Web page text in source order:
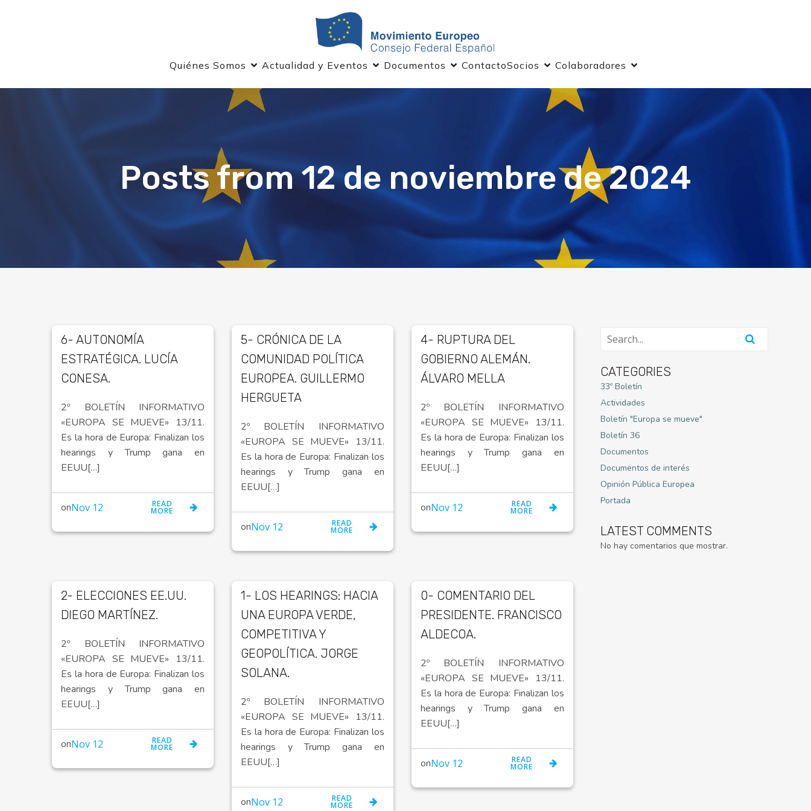
Quiénes Somos Actualidad y Eventos Documentos ContactoSocios Colaboradores
Posts from 12 de noviembre de 2024
6- AUTONOMÍA
ESTRATÉGICA. LUCÍA
CONESA.
2º BOLETÍN INFORMATIVO
«EUROPA SE MUEVE» 13/11.
Es la hora de Europa: Finalizan los
hearings y Trump gana en
EEUU[…]
onNov 12 READ
MORE
5- CRÓNICA DE LA
COMUNIDAD POLÍTICA
EUROPEA. GUILLERMO
HERGUETA
2º BOLETÍN INFORMATIVO
«EUROPA SE MUEVE» 13/11.
Es la hora de Europa: Finalizan los
hearings y Trump gana en
EEUU[…]
onNov 12 READ
MORE
4- RUPTURA DEL
GOBIERNO ALEMÁN.
ÁLVARO MELLA
2º BOLETÍN INFORMATIVO
«EUROPA SE MUEVE» 13/11.
Es la hora de Europa: Finalizan los
hearings y Trump gana en
EEUU[…]
onNov 12 READ
MORE
2- ELECCIONES EE.UU.
DIEGO MARTÍNEZ.
2º BOLETÍN INFORMATIVO
«EUROPA SE MUEVE» 13/11.
Es la hora de Europa: Finalizan los
hearings y Trump gana en
EEUU[…]
onNov 12 READ
MORE
1- LOS HEARINGS: HACIA
UNA EUROPA VERDE,
COMPETITIVA Y
GEOPOLÍTICA. JORGE
SOLANA.
2º BOLETÍN INFORMATIVO
«EUROPA SE MUEVE» 13/11.
Es la hora de Europa: Finalizan los
hearings y Trump gana en
EEUU[…]
onNov 12 READ
MORE
0- COMENTARIO DEL
PRESIDENTE. FRANCISCO
ALDECOA.
2º BOLETÍN INFORMATIVO
«EUROPA SE MUEVE» 13/11.
Es la hora de Europa: Finalizan los
hearings y Trump gana en
EEUU[…]
onNov 12 READ
MORE
CATEGORIES
33º Boletín
Actividades
Boletín "Europa se mueve"
Boletín 36
Documentos
Documentos de interés
Opinión Pública Europea
Portada
LATEST COMMENTS
No hay comentarios que mostrar.